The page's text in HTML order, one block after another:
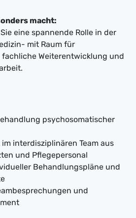
macht:
eine spannende Rolle in der
mit Raum für
Weiterentwicklung und
psychosomatischer
interdisziplinären Team aus
und Pflegepersonal
Behandlungspläne und
und